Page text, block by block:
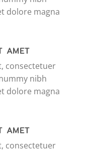
dolore magna
AMET
consectetuer
nibh
dolore magna
AMET
consectetuer